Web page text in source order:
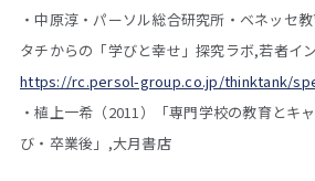
・中原淳・パーソル総合研究所・ベネッセ
タチからの「学びと幸せ」探究ラボ,若者イ
https://rc.persol-group.co.jp/thinktank/
・植上一希（2011）「専門学校の教育と
び・卒業後」,大月書店